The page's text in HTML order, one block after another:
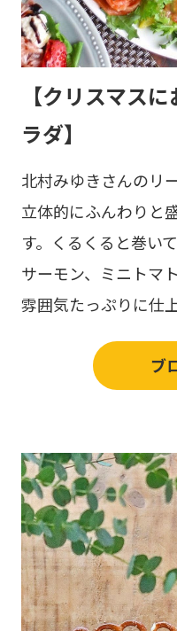
【クリスマス
ラダ】
北村みゆきさんのリ
立体的にふんわりと
す。くるくると巻い
サーモン、ミニトマ
雰囲気たっぷりに仕
ブ